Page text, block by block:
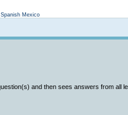
Mexico
and then sees answers from all